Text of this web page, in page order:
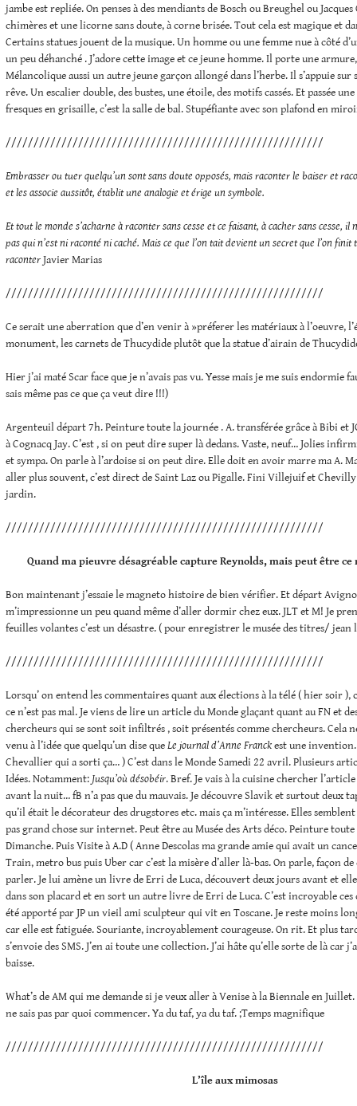
jambe est repliée. On penses à des mendiants de Bosch ou Breughel ou
chimères et une licorne sans doute, à corne brisée. Tout cela est magique et
Certains statues jouent de la musique. Un homme ou une femme nue à côté
un peu déhanché . J’adore cette image et ce jeune homme. Il porte une
Mélancolique aussi un autre jeune garçon allongé dans l’herbe. Il s’appuie sur
rêve. Un escalier double, des bustes, une étoile, des motifs cassés. Et passée
fresques en grisaille, c’est la salle de bal. Stupéfiante avec son plafond en
/////////////////////////////////////////////////////////
Embrasser ou tuer quelqu’un sont sans doute opposés, mais raconter le baiser et
et les associe aussitôt, établit une analogie et érige un symbole.
Et tout le monde s’acharne à raconter sans cesse et ce faisant, à cacher sans cesse, il
pas qui n’est ni raconté ni caché. Mais ce que l’on tait devient un secret que l’on
raconterJavier Marias
/////////////////////////////////////////////////////////
Ce serait une aberration que d’en venir à »préferer les matériaux à l’oeuvre,
monument, les carnets de Thucydide plutôt que la statue d’airain de
Hier j’ai maté Scar face que je n’avais pas vu. Yesse mais je me suis endormie
sais même pas ce que ça veut dire !!!)
Argenteuil départ 7h. Peinture toute la journée . A. transférée grâce à Bibi et
à Cognacq Jay. C’est , si on peut dire super là dedans. Vaste, neuf… Jolies
et sympa. On parle à l’ardoise si on peut dire. Elle doit en avoir marre ma A.
aller plus souvent, c’est direct de Saint Laz ou Pigalle. Fini Villejuif et
jardin.
/////////////////////////////////////////////////////////
Quand ma pieuvre désagréable capture Reynolds, mais peut être ce
Bon maintenant j’essaie le magneto histoire de bien vérifier. Et départ
m’impressionne un peu quand même d’aller dormir chez eux. JLT et M! Je
feuilles volantes c’est un désastre. ( pour enregistrer le musée des titres/
/////////////////////////////////////////////////////////
Lorsqu’ on entend les commentaires quant aux élections à la télé ( hier soir ),
ce n’est pas mal. Je viens de lire un article du Monde glaçant quant au FN et
chercheurs qui se sont soit infiltrés , soit présentés comme chercheurs. Cela
venu à l’idée que quelqu’un dise queLe journal d’Anne Franckest une invention.
Chevallier qui a sorti ça… ) C’est dans le Monde Samedi 22 avril. Plusieurs
Idées. Notamment: Jusqu’où désobéir. Bref. Je vais à la cuisine chercher
avant la nuit… fB n’a pas que du mauvais. Je découvre Slavik et surtout deux
qu’il était le décorateur des drugstores etc. mais ça m’intéresse. Elles
pas grand chose sur internet. Peut être au Musée des Arts déco. Peinture
Dimanche. Puis Visite à A.D ( Anne Descolas ma grande amie qui avait un
Train, metro bus puis Uber car c’est la misère d’aller là-bas. On parle, façon
parler. Je lui amène un livre de Erri de Luca, découvert deux jours avant et
dans son placard et en sort un autre livre de Erri de Luca. C’est incroyable ces
été apporté par JP un vieil ami sculpteur qui vit en Toscane. Je reste moins
car elle est fatiguée. Souriante, incroyablement courageuse. On rit. Et plus
s’envoie des SMS. J’en ai toute une collection. J’ai hâte qu’elle sorte de là car
baisse.
What’s de AM qui me demande si je veux aller à Venise à la Biennale en
ne sais pas par quoi commencer. Ya du taf, ya du taf. ;Temps magnifique
/////////////////////////////////////////////////////////
L’île aux mimosas